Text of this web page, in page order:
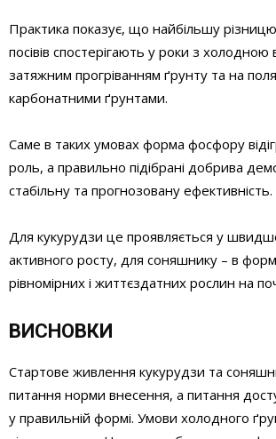
Практика показує, що найбільшу
посівів спостерігають у роки з
затяжним прогріванням ґрунту та на
карбонатними ґрунтами.
Саме в таких умовах форма фосфору
роль, а правильно підібрані добрива
стабільну та прогнозовану ефективність.
Для кукурудзи це проявляється у
активного росту, для соняшнику – в
рівномірних і життєздатних рослин на
ВИСНОВКИ
Стартове живлення кукурудзи та
питання норми внесення, а питання
у правильній формі. Умови холодного